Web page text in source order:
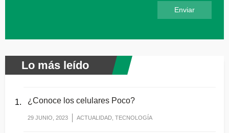
Lo más leído
¿Conoce los celulares Poco?
29 JUNIO, 2023 ACTUALIDAD, TECNOLOGÍA